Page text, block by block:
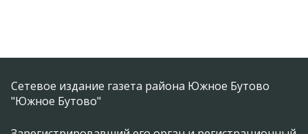
Сетевое издание газета района Южное Бутово
"Южное Бутово"